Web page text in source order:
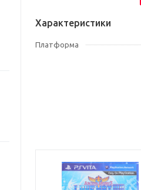
Характеристики
Платформа